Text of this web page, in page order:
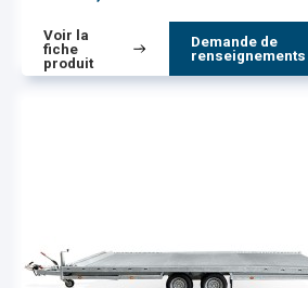
Voir la
fiche
produit
Demande de
renseignements